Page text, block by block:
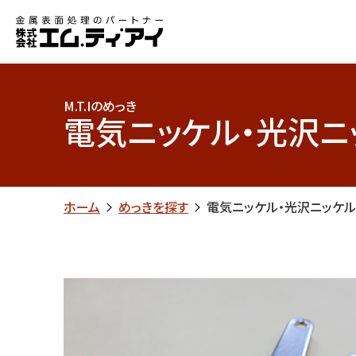
M.T.Iのめっき
電気ニッケル・光沢
ホーム めっきを探す 電気ニッケル・光沢ニッケル